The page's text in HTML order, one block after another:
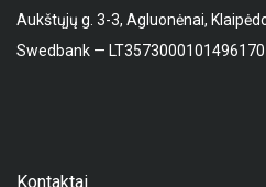
Aukštųjų g. 3-3, Agluonėnai,
Swedbank —
Kontaktai